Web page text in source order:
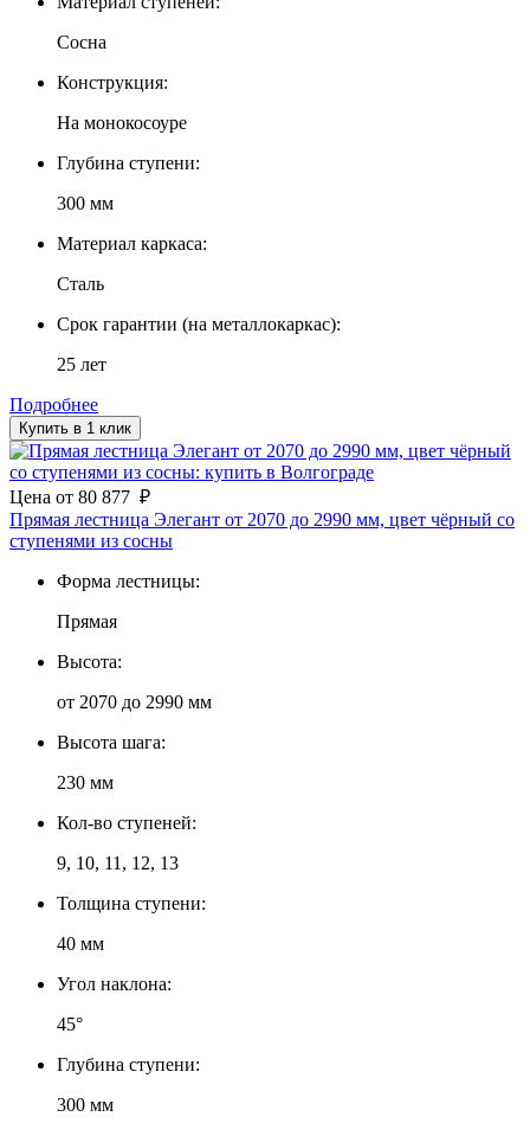
Сосна
Конструкция:
На монокосоуре
Глубина ступени:
300 мм
Материал каркаса:
Сталь
Срок гарантии (на металлокаркас):
25 лет
Подробнее
Купить в 1 клик
Цена от 80 877 ₽
Прямая лестница Элегант от 2070 до 2990 мм, цвет чёрный со
ступенями из сосны
Форма лестницы:
Прямая
Высота:
от 2070 до 2990 мм
Высота шага:
230 мм
Кол-во ступеней:
9, 10, 11, 12, 13
Толщина ступени:
40 мм
Угол наклона:
45°
Глубина ступени:
300 мм